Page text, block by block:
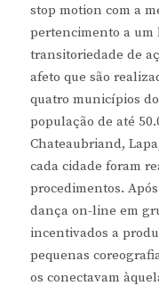
stop motion com a
pertencimento a um
transitoriedade de
afeto que são
quatro municípios
população de até
Chateaubriand,
cada cidade foram
procedimentos.
dança on-line em
incentivados a
pequenas
os conectavam